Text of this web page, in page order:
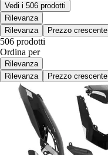
Vedi i 506 prodotti
Rilevanza
Rilevanza
Prezzo crescente
506 prodotti
Ordina per
Rilevanza
Rilevanza
Prezzo crescente